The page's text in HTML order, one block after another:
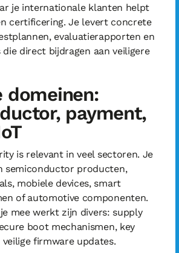
je internationale klanten helpt
certificering. Je levert concrete
evaluatierapporten en
direct bijdragen aan veiligere
domeinen:
payment,
is relevant in veel sectoren. Je
semiconductor producten,
mobiele devices, smart
of automotive componenten.
mee werkt zijn divers: supply
boot mechanismen, key
firmware updates.